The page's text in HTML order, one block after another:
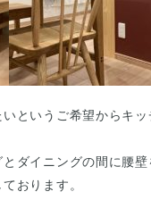
というご希望からキ
ダイニングの間に腰
おります。